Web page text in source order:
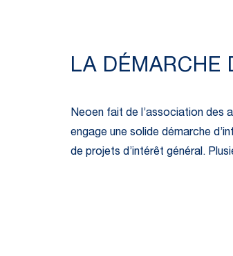
LA DÉMARCHE
Neoen fait de l’association des
engage une solide démarche
de projets d’intérêt général.